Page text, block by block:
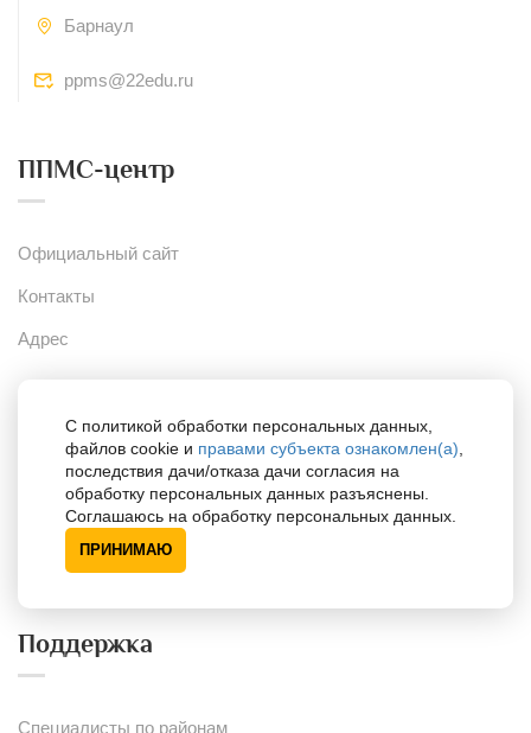
Барнаул
ppms@22edu.ru
ППМС-центр
Официальный сайт
Контакты
Адрес
Сайты
Портал для психологов
Портал для одарённых детей
Поддержка
Специалисты по районам
С политикой обработки персональных данных,
файлов cookie и правами субъекта ознакомлен(а),
последствия дачи/отказа дачи согласия на
обработку персональных данных разъяснены.
Соглашаюсь на обработку персональных данных.
ПРИНИМАЮ